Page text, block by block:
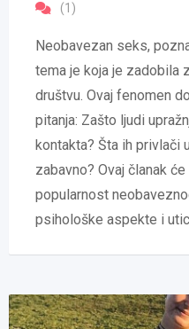
(1)
Neobavezan seks,
tema je koja je zadobila
društvu. Ovaj fenomen
pitanja: Zašto ljudi
kontakta? Šta ih privlači
zabavno? Ovaj članak
popularnost
psihološke aspekte i